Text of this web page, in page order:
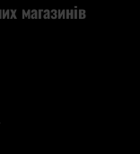
магазинів